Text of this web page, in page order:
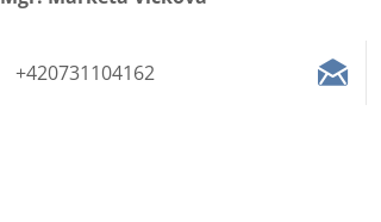
+420731104162